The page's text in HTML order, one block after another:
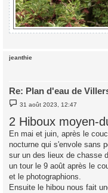
jeanthie
Re: Plan d'eau de
M
s
g
e
31 août 2023, 12:47
2 Hiboux moyen-
En mai et juin, après le
nocturne qui s'envole sans
sur un des lieux de chasse
un tour le 9 août après le
et le photographions.
Ensuite le hibou nous fait